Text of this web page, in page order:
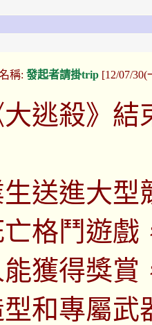
稱: 發起者請掛trip [12/07/
逃殺》
送進大
格鬥遊戲
獲得獎
和專屬武